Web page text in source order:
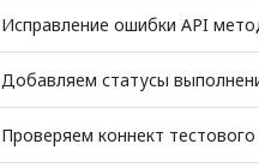
Исправление ошибки API
Добавляем статусы
Проверяем коннект тестового